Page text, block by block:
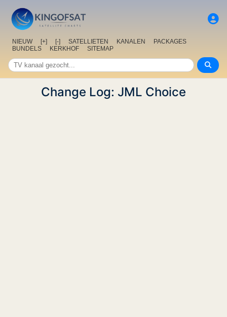
NIEUW [+] [-] SATELLIETEN KANALEN
PACKAGES
BUNDELS
KERKHOF SITEMAP
Change Log: JML Choice